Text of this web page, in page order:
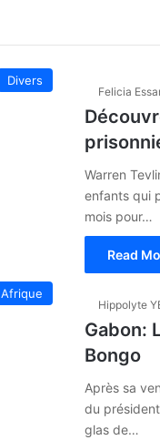
Divers
Felicia
Warren
enfants qui
mois pour…
Read
Afrique
Hippolyte
Gabon:
Bongo
Après sa
du
glas de…